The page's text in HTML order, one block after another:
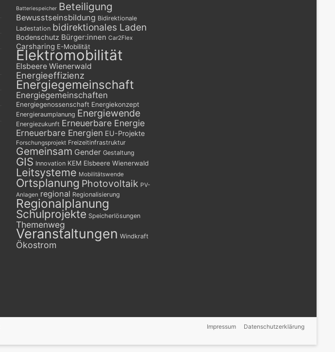
Batteriespeicher Beteiligung
Bewusstseinsbildung Bidirektionale
Ladestation bidirektionales Laden
Bodenschutz Bürger:innen Car2Flex
Carsharing E-Mobilität
Elektromobilität
Elsbeere Wienerwald
Energieeffizienz
Energiegemeinschaft
Energiegemeinschaften
Energiegenossenschaft Energiekonzept
Energieraumplanung Energiewende
Energiezukunft Erneuerbare Energie
Erneuerbare Energien EU-Projekte
Forschungsprojekt Freizeitinfrastruktur
Gemeinsam Gender Gestaltung
GIS Innovation KEM Elsbeere Wienerwald
Leitsysteme Mobilitätswende
Ortsplanung Photovoltaik PV-
Anlagen regional Regionalisierung
Regionalplanung
Schulprojekte Speicherlösungen
Themenweg
Veranstaltungen Windkraft
Ökostrom
Impressum Datenschutzerklärung